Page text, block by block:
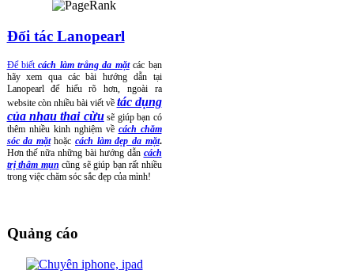
Đối tác Lanopearl
Để biếtcách làm trắng da mặt các bạn
hãy xem qua các bài hướng dẫn tại
Lanopearl để hiểu rõ hơn, ngoài ra
website còn nhiều bài viết về tác dụng
của nhau thai cừusẽ giúp bạn có
thêm nhiều kinh nghiệm về cách chăm
sóc da mặt hoặc cách làm đẹp da mặt.
Hơn thế nữa những bài hướng dẫn cách
trị thâm mụn cũng sẽ giúp bạn rất nhiều
trong việc chăm sóc sắc đẹp của mình!
Quảng cáo